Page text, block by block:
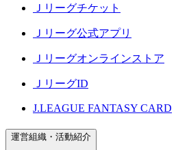
Ｊリーグチケット
Ｊリーグ公式アプリ
Ｊリーグオンラインストア
ＪリーグID
J.LEAGUE FANTASY CARD
運営組織・活動紹介